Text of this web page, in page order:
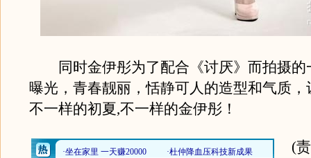
同时金伊彤为了配合《讨厌》而拍摄的
曝光，青春靓丽，恬静可人的造型和气质，
不一样的初夏,不一样的金伊彤！
(